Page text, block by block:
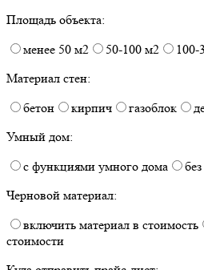
Площадь объекта:
менее 50 м2
50-100 м2 100-
Материал стен:
бетон
кирпич газоблок
Умный дом:
с функциями умного дома
Черновой материал:
включить материал в стоимость
стоимости